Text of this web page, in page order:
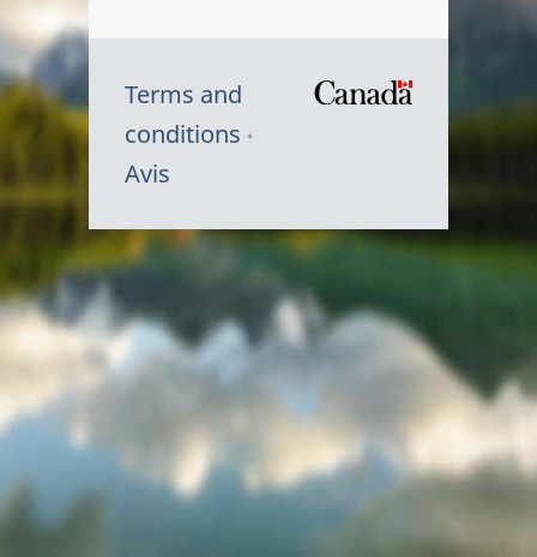
Terms and
conditions
Avis
Symbole
du